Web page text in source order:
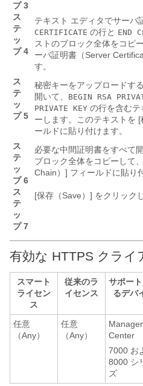
プ 3
ス
テ
ッ
プ 4
テキスト エディタでサーバ
CERTIFICATE の行と END
ストのブロック全体をコピ
ーバ証明書（Server
す。
ス
テ
ッ
プ 5
秘密キーをアップロードす
開いて、 BEGIN RSA
PRIVATE KEY の行を含む
ーします。このテキストを
ールドに貼り付けます。
ス
テ
ッ
プ 6
必要な中間証明書をすべて
ブロック全体をコピーして
Chain）] フィールドに貼り
ス
テ
ッ
プ 7
[保存（Save）] をクリック
有効な HTTPS クライ
スマート
ライセン
ス
従来のラ
イセンス
サポー
るデバ
任意
（Any）
任意
（Any）
Center
7000 お
8000 シ
ズ